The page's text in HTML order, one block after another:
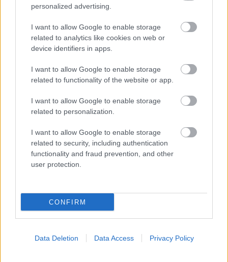
personalized advertising.
I want to allow Google to enable storage
related to analytics like cookies on web or
device identifiers in apps.
I want to allow Google to enable storage
related to functionality of the website or app.
I want to allow Google to enable storage
related to personalization.
I want to allow Google to enable storage
related to security, including authentication
functionality and fraud prevention, and other
user protection.
CONFIRM
Data Deletion Data Access Privacy Policy